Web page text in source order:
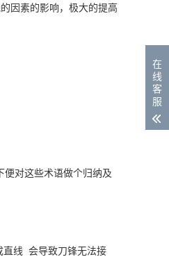
因素的影响，极大的提高
便对这些术语做个归纳及
线 会导致刀锋无法接
在
线
客
服